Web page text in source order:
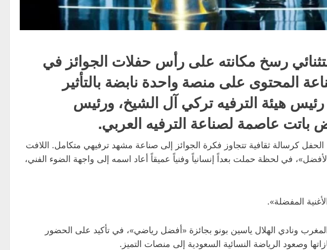
رسخ مكانته على رأس حفلات الجوائز في
المحتوى على منصة واحدة نابضة بالتأثير
هيئة الترفيه تركي آل الشيخ، ورئيس
كرسالة ثقافية تتجاوز فكرة الجوائز إلى صناعة مشهد ترفيهي متكامل. اللافت
في لحظة حملت بعداً إنسانياً وفنياً عميقاً أعاد اسمه إلى واجهة الضوء الفني،
المفضلة».
ونادي الهلال ياسين بونو بجائزة «أفضل رياضي»، في تأكيد على الحضور
وصعود الرياضة النسائية السعودية إلى منصات التميز.